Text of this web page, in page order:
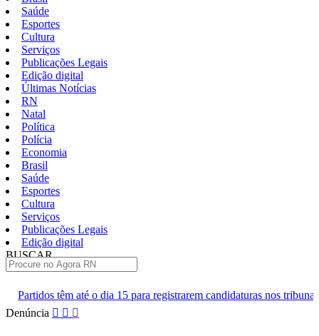
Saúde
Esportes
Cultura
Serviços
Publicações Legais
Edição digital
Últimas Notícias
RN
Natal
Política
Polícia
Economia
Brasil
Saúde
Esportes
Cultura
Serviços
Publicações Legais
Edição digital
BUSCAR
15 para registrarem candidaturas nos tribunais
Senai RN abre
Pular
Denúncia